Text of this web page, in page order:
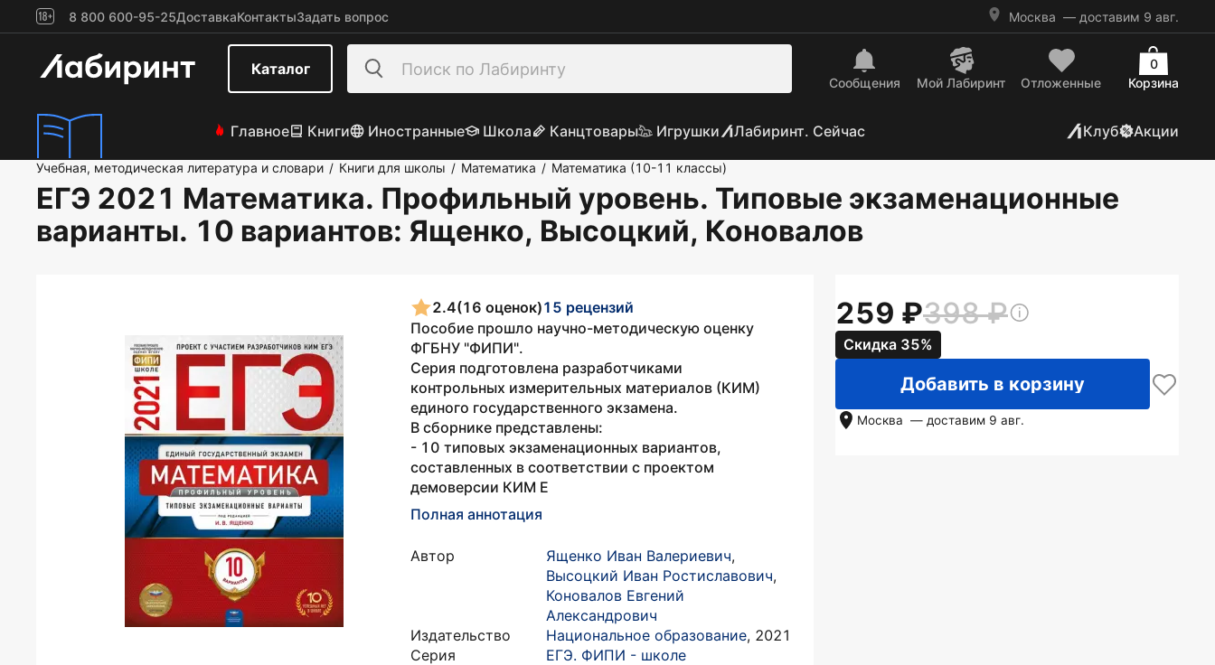
8 800 600-95-25ДоставкаКонтактыЗадать вопрос Москва — доставим 9 авг.
Каталог
Сообщения Mой Лабиринт Отложенные Корзина
0
Главное Книги Иностранные Школа Канцтовары Игрушки Лабиринт. Сейчас Клуб Акции
Учебная, методическая литература и словари / Книги для школы / Математика / Математика (10-11 классы)
ЕГЭ 2021 Математика. Профильный уровень. Типовые экзаменационные
варианты. 10 вариантов: Ященко, Высоцкий, Коновалов
2.4(16 оценок)15 рецензий
Пособие прошло научно-методическую оценку
ФГБНУ "ФИПИ".
Серия подготовлена разработчиками
контрольных измерительных материалов (КИМ)
единого государственного экзамена.
В сборнике представлены:
- 10 типовых экзаменационных вариантов,
составленных в соответствии с проектом
демоверсии КИМ Е
Полная аннотация
Автор Ященко Иван Валериевич,
Высоцкий Иван Ростиславович,
Коновалов Евгений
Александрович
Издательство
Национальное образование, 2021
Серия
ЕГЭ. ФИПИ - школе
259 398
Скидка 35%
Добавить в корзину
Москва — доставим 9 авг.